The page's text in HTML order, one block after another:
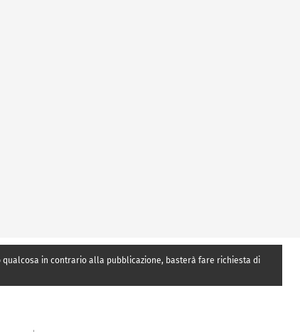
in contrario alla pubblicazione, basterà fare richiesta di